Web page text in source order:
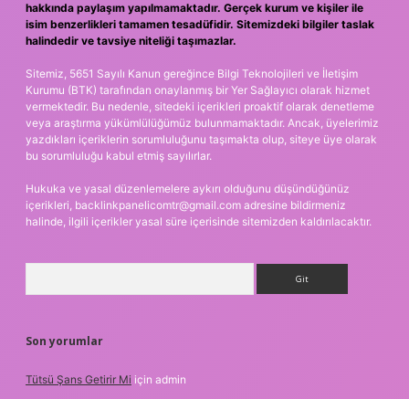
hakkında paylaşım yapılmamaktadır. Gerçek kurum ve kişiler ile
isim benzerlikleri tamamen tesadüfidir. Sitemizdeki bilgiler taslak
halindedir ve tavsiye niteliği taşımazlar.
Sitemiz, 5651 Sayılı Kanun gereğince Bilgi Teknolojileri ve İletişim
Kurumu (BTK) tarafından onaylanmış bir Yer Sağlayıcı olarak hizmet
vermektedir. Bu nedenle, sitedeki içerikleri proaktif olarak denetleme
veya araştırma yükümlülüğümüz bulunmamaktadır. Ancak, üyelerimiz
yazdıkları içeriklerin sorumluluğunu taşımakta olup, siteye üye olarak
bu sorumluluğu kabul etmiş sayılırlar.
Hukuka ve yasal düzenlemelere aykırı olduğunu düşündüğünüz
içerikleri, backlinkpanelicomtr@gmail.com adresine bildirmeniz
halinde, ilgili içerikler yasal süre içerisinde sitemizden kaldırılacaktır.
Son yorumlar
Tütsü Şans Getirir Mi için admin